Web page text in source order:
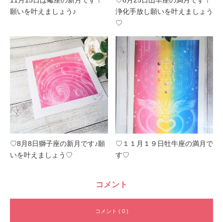
願いを叶えましょう♪
浄化手放し願いを叶えましょう
♡
♡8月8日獅子座の新月です♪願
いを叶えましょう♡
♡１１月１９日牡牛座の満月で
す♡
コメント
コメント ( 0 )